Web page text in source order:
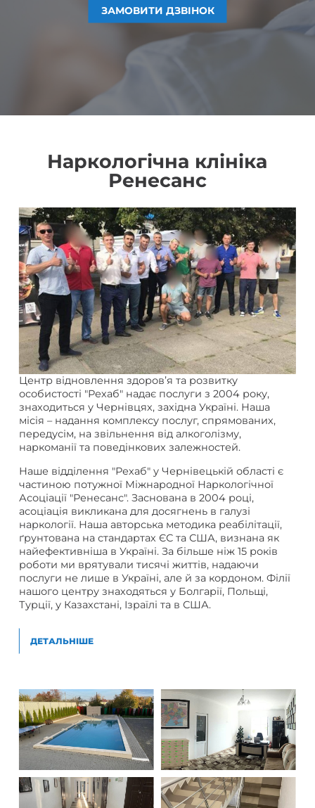
ЗАМОВИТИ ДЗВІНОК
ЗАМОВИТИ ДЗВІНОК
ЗАМОВИТИ ДЗВІНОК
ЗАМОВИТИ ДЗВІНОК
Наркологічна клініка
Ренесанс
Центр відновлення здоров’я та розвитку
особистості "Рехаб" надає послуги з 2004 року,
знаходиться у Чернівцях, західна Україні. Наша
місія – надання комплексу послуг, спрямованих,
передусім, на звільнення від алкоголізму,
наркоманії та поведінкових залежностей.
Наше відділення "Рехаб" у Чернівецькій області є
частиною потужної Міжнародної Наркологічної
Асоціації "Ренесанс". Заснована в 2004 році,
асоціація викликана для досягнень в галузі
наркології. Наша авторська методика реабілітації,
ґрунтована на стандартах ЄС та США, визнана як
найефективніша в Україні. За більше ніж 15 років
роботи ми врятували тисячі життів, надаючи
послуги не лише в Україні, але й за кордоном. Філії
нашого центру знаходяться у Болгарії, Польщі,
Турції, у Казахстані, Ізраїлі та в США.
ДЕТАЛЬНІШЕ